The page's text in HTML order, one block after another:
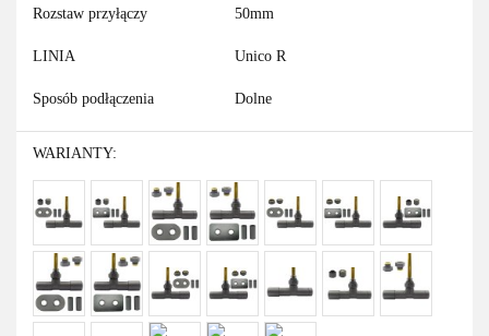
Rozstaw przyłączy 50mm
LINIA Unico R
Sposób podłączenia Dolne
WARIANTY: